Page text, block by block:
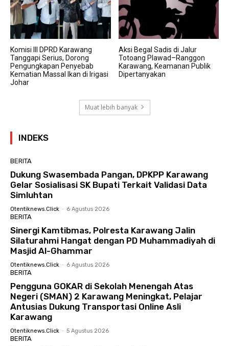
Komisi III DPRD Karawang
Tanggapi Serius, Dorong
Pengungkapan Penyebab
Kematian Massal Ikan di Irigasi
Johar
Aksi Begal Sadis di Jalur
Totoang Plawad–Ranggon
Karawang, Keamanan Publik
Dipertanyakan
Muat lebih banyak
INDEKS
BERITA
Dukung Swasembada Pangan, DPKPP Karawang
Gelar Sosialisasi SK Bupati Terkait Validasi Data
Simluhtan
Otentiknews.click - 6 Agustus 2026
BERITA
Sinergi Kamtibmas, Polresta Karawang Jalin
Silaturahmi Hangat dengan PD Muhammadiyah di
Masjid Al-Ghammar
Otentiknews.click - 6 Agustus 2026
BERITA
Pengguna GOKAR di Sekolah Menengah Atas
Negeri (SMAN) 2 Karawang Meningkat, Pelajar
Antusias Dukung Transportasi Online Asli
Karawang
Otentiknews.click - 5 Agustus 2026
BERITA